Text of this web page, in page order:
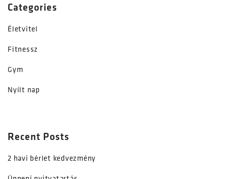
Categories
Életvitel
Fitnessz
Gym
Nyílt nap
Recent Posts
2 havi bérlet kedvezmény